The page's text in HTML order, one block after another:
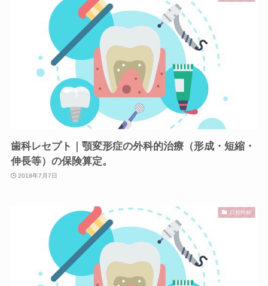
歯科レセプト｜顎変形症の外科的治療（形成・短縮・
伸長等）の保険算定。
2018年7月7日
口腔外科